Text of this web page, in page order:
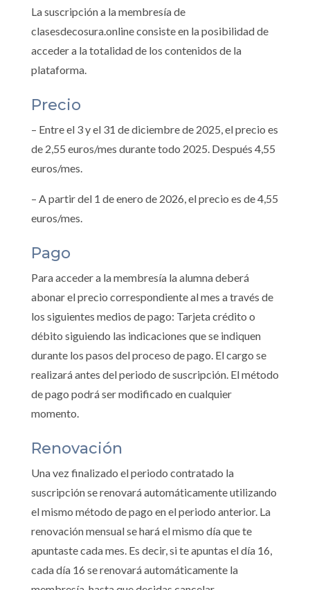
La suscripción a la membresía de
clasesdecosura.online consiste en la posibilidad de
acceder a la totalidad de los contenidos de la
plataforma.
Precio
– Entre el 3 y el 31 de diciembre de 2025, el precio es
de 2,55 euros/mes durante todo 2025. Después 4,55
euros/mes.
– A partir del 1 de enero de 2026, el precio es de 4,55
euros/mes.
Pago
Para acceder a la membresía la alumna deberá
abonar el precio correspondiente al mes a través de
los siguientes medios de pago: Tarjeta crédito o
débito siguiendo las indicaciones que se indiquen
durante los pasos del proceso de pago. El cargo se
realizará antes del periodo de suscripción. El método
de pago podrá ser modificado en cualquier
momento.
Renovación
Una vez finalizado el periodo contratado la
suscripción se renovará automáticamente utilizando
el mismo método de pago en el periodo anterior. La
renovación mensual se hará el mismo día que te
apuntaste cada mes. Es decir, si te apuntas el día 16,
cada día 16 se renovará automáticamente la